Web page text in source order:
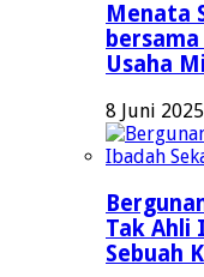
Menata
Usaha
8 Juni 2025
Tak Ahli
Sebuah